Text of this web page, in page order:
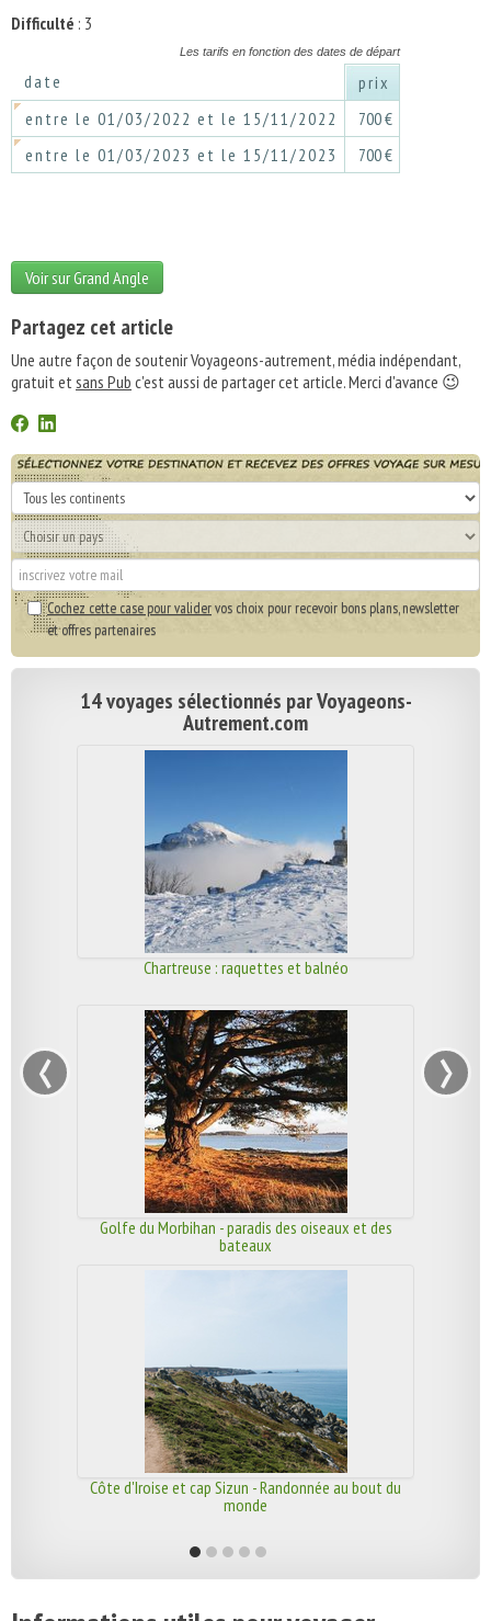
Difficulté : 3
Les tarifs en fonction des dates de départ
date
prix
entre le 01/03/2022 et le 15/11/2022
700 €
entre le 01/03/2023 et le 15/11/2023
700 €
Voir sur Grand Angle
Partagez cet article
Une autre façon de soutenir Voyageons-autrement, média indépendant,
gratuit etsans Pub c'est aussi de partager cet article. Merci d'avance 😉
Cochez cette case pour validervos choix pour recevoir bons plans, newsletter
et offres partenaires
14 voyages sélectionnés par Voyageons-
Autrement.com
Chartreuse : raquettes et balnéo
Golfe du Morbihan - paradis des oiseaux et des
bateaux
Côte d'Iroise et cap Sizun - Randonnée au bout du
monde
‹ ›